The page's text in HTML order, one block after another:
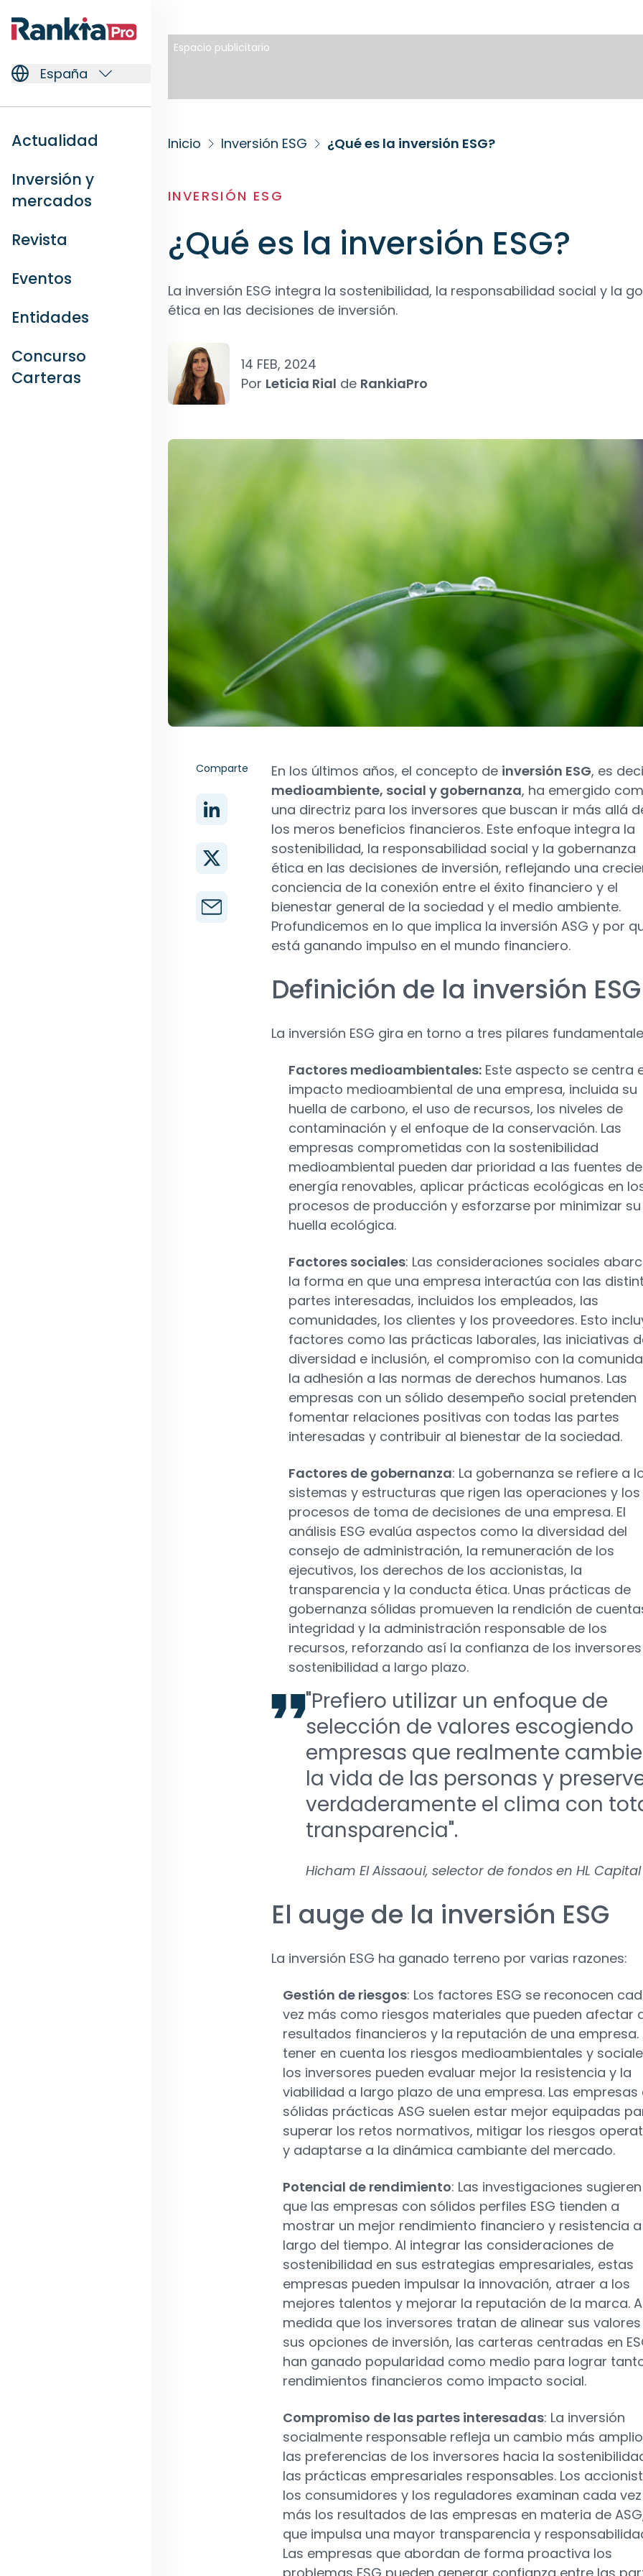
España
Actualidad
Inversión y
mercados
Revista
Eventos
Entidades
Concurso
Carteras
Espacio publicitario
Inicio Inversión ESG ¿Qué es la inversión ESG?
INVERSIÓN ESG
¿Qué es la inversión ESG?
La inversión ESG integra la sostenibilidad, la responsabilidad social y la
ética en las decisiones de inversión.
14 FEB, 2024
Por Leticia Rial de RankiaPro
Comparte En los últimos años, el concepto de inversión ESG, es
medioambiente, social y gobernanza, ha emergido
una directriz para los inversores que buscan ir más allá
los meros beneficios financieros. Este enfoque integra la
sostenibilidad, la responsabilidad social y la gobernanza
ética en las decisiones de inversión, reflejando una
conciencia de la conexión entre el éxito financiero y el
bienestar general de la sociedad y el medio ambiente.
Profundicemos en lo que implica la inversión ASG y por
está ganando impulso en el mundo financiero.
Definición de la inversión ESG
La inversión ESG gira en torno a tres pilares
Factores medioambientales: Este aspecto se centra
impacto medioambiental de una empresa, incluida su
huella de carbono, el uso de recursos, los niveles de
contaminación y el enfoque de la conservación. Las
empresas comprometidas con la sostenibilidad
medioambiental pueden dar prioridad a las fuentes de
energía renovables, aplicar prácticas ecológicas en
procesos de producción y esforzarse por minimizar su
huella ecológica.
Factores sociales: Las consideraciones sociales
la forma en que una empresa interactúa con las
partes interesadas, incluidos los empleados, las
comunidades, los clientes y los proveedores. Esto
factores como las prácticas laborales, las iniciativas
diversidad e inclusión, el compromiso con la
la adhesión a las normas de derechos humanos. Las
empresas con un sólido desempeño social pretenden
fomentar relaciones positivas con todas las partes
interesadas y contribuir al bienestar de la sociedad.
Factores de gobernanza: La gobernanza se refiere a
sistemas y estructuras que rigen las operaciones y los
procesos de toma de decisiones de una empresa. El
análisis ESG evalúa aspectos como la diversidad del
consejo de administración, la remuneración de los
ejecutivos, los derechos de los accionistas, la
transparencia y la conducta ética. Unas prácticas de
gobernanza sólidas promueven la rendición de
integridad y la administración responsable de los
recursos, reforzando así la confianza de los
sostenibilidad a largo plazo.
"Prefiero utilizar un enfoque de
selección de valores escogiendo
empresas que realmente
la vida de las personas y
verdaderamente el clima con
transparencia".
Hicham El Aissaoui, selector de fondos en HL Capital
El auge de la inversión ESG
La inversión ESG ha ganado terreno por varias razones:
Gestión de riesgos: Los factores ESG se reconocen
vez más como riesgos materiales que pueden afectar
resultados financieros y la reputación de una empresa.
tener en cuenta los riesgos medioambientales y
los inversores pueden evaluar mejor la resistencia y la
viabilidad a largo plazo de una empresa. Las empresas
sólidas prácticas ASG suelen estar mejor equipadas
superar los retos normativos, mitigar los riesgos
y adaptarse a la dinámica cambiante del mercado.
Potencial de rendimiento: Las investigaciones sugieren
que las empresas con sólidos perfiles ESG tienden a
mostrar un mejor rendimiento financiero y resistencia
largo del tiempo. Al integrar las consideraciones de
sostenibilidad en sus estrategias empresariales, estas
empresas pueden impulsar la innovación, atraer a los
mejores talentos y mejorar la reputación de la marca. A
medida que los inversores tratan de alinear sus
sus opciones de inversión, las carteras centradas en
han ganado popularidad como medio para lograr
rendimientos financieros como impacto social.
Compromiso de las partes interesadas: La inversión
socialmente responsable refleja un cambio más
las preferencias de los inversores hacia la
las prácticas empresariales responsables. Los
los consumidores y los reguladores examinan cada vez
más los resultados de las empresas en materia de
que impulsa una mayor transparencia y
Las empresas que abordan de forma proactiva los